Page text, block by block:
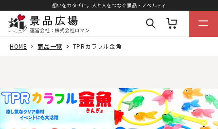
想いをカタチに。人と人をつなぐ景品・ノベルティ
HOME 商品一覧 TPRカラフル金魚